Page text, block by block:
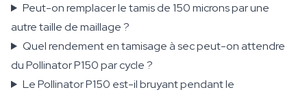
Peut-on remplacer le tamis de 150 microns par une
autre taille de maillage ?
Quel rendement en tamisage à sec peut-on attendre
du Pollinator P150 par cycle ?
Le Pollinator P150 est-il bruyant pendant le